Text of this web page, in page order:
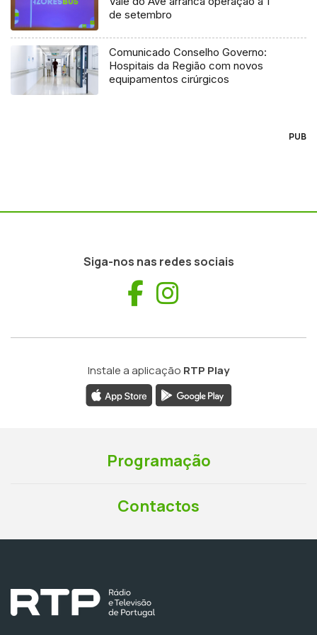
de setembro
Comunicado Conselho Governo:
Hospitais da Região com novos
equipamentos cirúrgicos
PUB
Siga-nos nas redes sociais
Facebook
Instale a aplicação RTP Play
Programação
Contactos